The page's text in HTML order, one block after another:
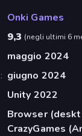
Onki Games
9,3 (negli ultimi 6
maggio 2024
giugno 2024
Unity 2022
Browser
CrazyGames